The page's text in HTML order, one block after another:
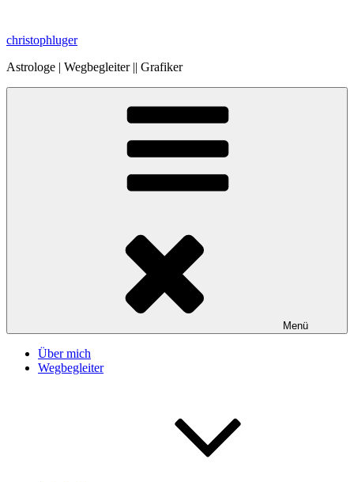
springen
christophluger
Astrologe | Wegbegleiter || Grafiker
Menü
Über mich
Wegbegleiter